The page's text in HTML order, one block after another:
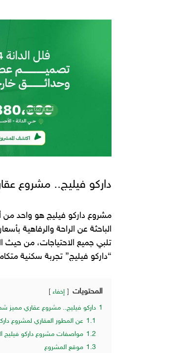
داركو فيليج.. مشروع
مشروع داركو فيليج هو واحد من
الباحثة عن الراحة والرفاهية
“داركو فيليج” تجربة سكنية
المحتويات إخفاء
1 داركو فيليج.. مشروع عقاري مميز
1.1 عن المطور العقاري لمشروع
1.2 مواصفات مشروع داركو فيليج
1.3 موقع المشروع